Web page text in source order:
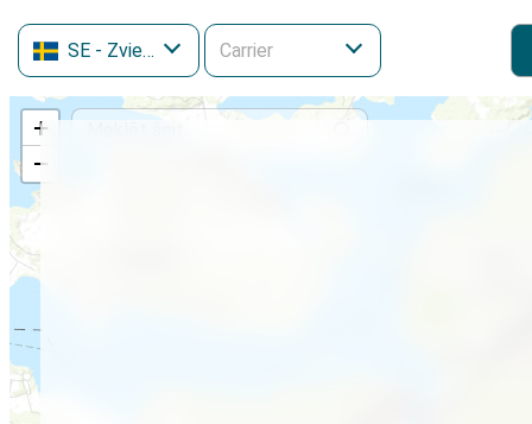
SE - Zviedrija
+
−